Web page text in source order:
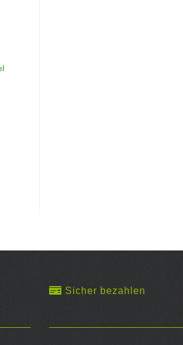
Sicher bezahlen